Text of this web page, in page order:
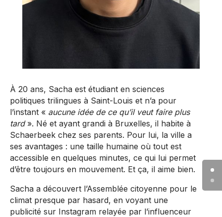
À 20 ans, Sacha est étudiant en sciences
politiques trilingues à Saint-Louis et n’a pour
l’instant « aucune idée de ce qu’il veut faire plus
tard». Né et ayant grandi à Bruxelles, il habite à
Schaerbeek chez ses parents. Pour lui, la ville a
ses avantages : une taille humaine où tout est
accessible en quelques minutes, ce qui lui permet
d’être toujours en mouvement. Et ça, il aime bien.
Sacha a découvert l’Assemblée citoyenne pour le
climat presque par hasard, en voyant une
publicité sur Instagram relayée par l’influenceur